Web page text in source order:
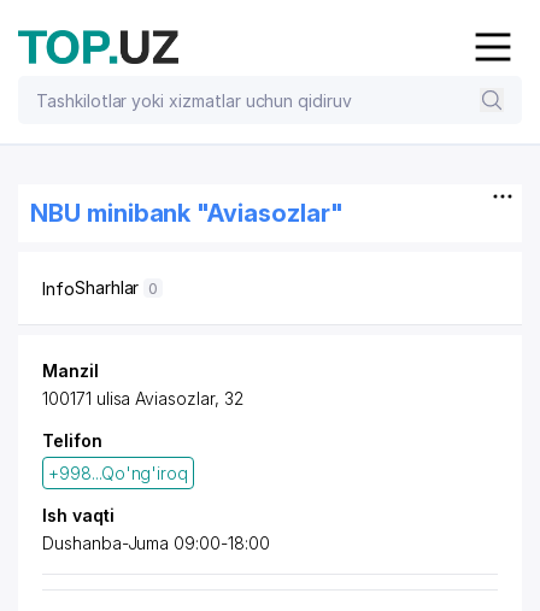
NBU minibank "Aviasozlar"
InfoSharhlar 0
Manzil
100171 ulisa Aviasozlar, 32
Telifon
+998...Qo'ng'iroq
Ish vaqti
Dushanba-Juma 09:00-18:00